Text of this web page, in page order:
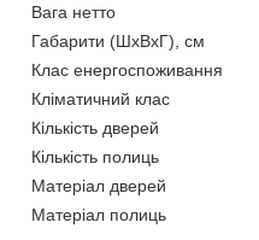
Вага нетто
Габарити (ШхВхГ), см
Клас енергоспоживання
Кліматичний клас
Кількість дверей
Кількість полиць
Матеріал дверей
Матеріал полиць